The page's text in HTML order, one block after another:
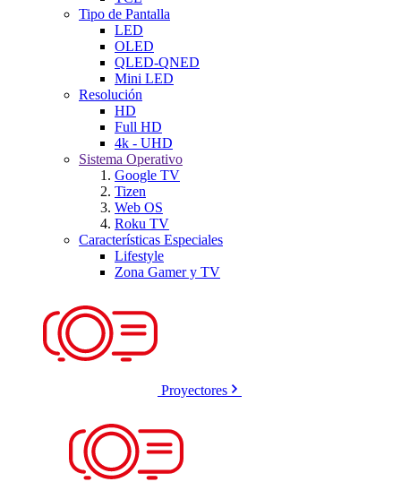
Tipo de Pantalla
LED
OLED
QLED-QNED
Mini LED
Resolución
HD
Full HD
4k - UHD
Sistema Operativo
Google TV
Tizen
Web OS
Roku TV
Características Especiales
Lifestyle
Zona Gamer y TV
Proyectores